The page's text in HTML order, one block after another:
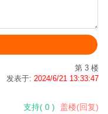
第 3 楼
发表于: 2024/6/21 13:33:47
支持(0 ) 盖楼(回复)